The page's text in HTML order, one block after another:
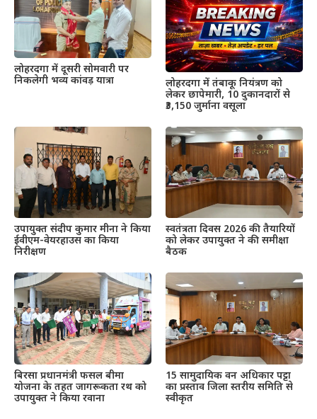
लोहरदगा में दूसरी सोमवारी पर
निकलेगी भव्य कांवड़ यात्रा
लोहरदगा में तंबाकू नियंत्रण को
लेकर छापेमारी, 10 दुकानदारों से
₹3,150 जुर्माना वसूला
उपायुक्त संदीप कुमार मीना ने किया
ईवीएम-वेयरहाउस का किया
निरीक्षण
स्वतंत्रता दिवस 2026 की तैयारियों
को लेकर उपायुक्त ने की समीक्षा
बैठक
बिरसा प्रधानमंत्री फसल बीमा
योजना के तहत जागरूकता रथ को
उपायुक्त ने किया रवाना
15 सामुदायिक वन अधिकार पट्टा
का प्रस्ताव जिला स्तरीय समिति से
स्वीकृत